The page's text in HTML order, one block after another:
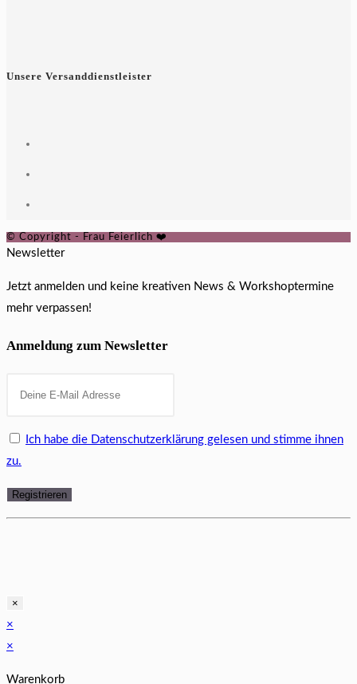
Unsere Versanddienstleister
© Copyright - Frau Feierlich ❤️
Newsletter
Jetzt anmelden und keine kreativen News & Workshoptermine
mehr verpassen!
Anmeldung zum Newsletter
Ich habe die Datenschutzerklärung gelesen und stimme ihnen
zu.
×
×
×
Warenkorb